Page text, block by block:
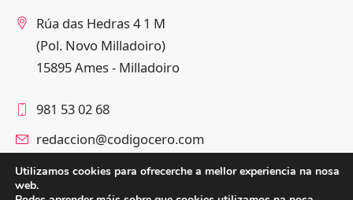
Rúa das Hedras 4 1 M
(Pol. Novo Milladoiro)
15895 Ames - Milladoiro
981 53 02 68
redaccion@codigocero.com
Utilizamos cookies para ofrecerche a mellor experiencia na nosa
web.